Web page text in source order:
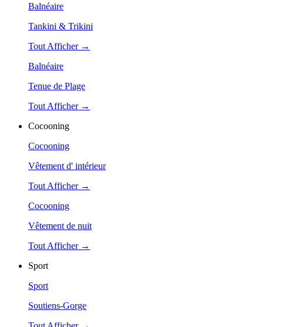
Balnéaire
Tankini & Trikini
Tout Afficher →
Balnéaire
Tenue de Plage
Tout Afficher →
Cocooning
Cocooning
Vêtement d' intérieur
Tout Afficher →
Cocooning
Vêtement de nuit
Tout Afficher →
Sport
Sport
Soutiens-Gorge